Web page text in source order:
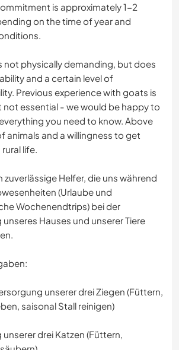
is approximately 1-2
on the time of year and
not physically demanding, but does
and a certain level of
Previous experience with goats is
not essential - we would be happy to
you need to know. Above
animals and a willingness to get
life.
zuverlässige Helfer, die uns während
(Urlaube und
Wochenendtrips) bei der
Hauses und unserer Tiere
unserer drei Ziegen (Füttern,
saisonal Stall reinigen)
drei Katzen (Füttern,